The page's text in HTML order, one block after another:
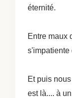
éternité.
Entre maux
s'impatiente
Et puis
est là.... à